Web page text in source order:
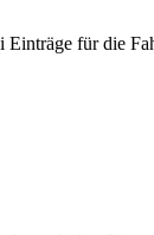
Einträge für die